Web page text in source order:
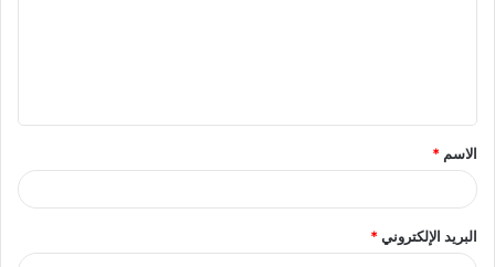
ق
*
الاسم *
البريد الإلكتروني*